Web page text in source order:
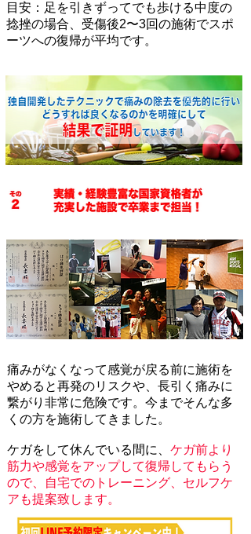
​目安：足を引きずってでも歩ける中度の
捻挫の場合、受傷後2〜3回の施術でスポ
ーツへの復帰が平均です。
​痛みがなくなって感覚が戻る前に施術を
やめると再発のリスクや、長引く痛みに
繋がり非常に危険です。今までそんな多
くの方を施術してきました。
ケガをして休んでいる間に、 ケガ前より
筋力や感覚をアップして復帰してもらう
ので、自宅でのトレーニング、セルフケ
アも提案致します。